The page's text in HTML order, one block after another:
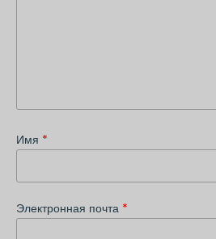
Имя *
Электронная почта *